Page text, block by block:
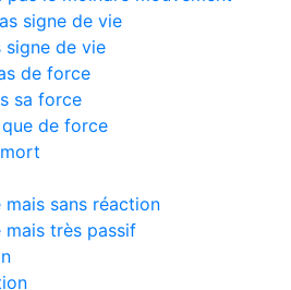
signe de vie
signe de vie
de force
sa force
de force
sans réaction
mais très passif